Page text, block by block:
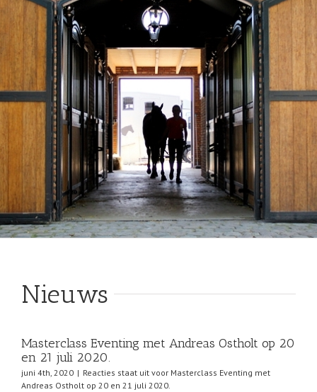
Nieuws
Masterclass Eventing met Andreas Ostholt op 20
en 21 juli 2020.
juni 4th, 2020 | Reacties staat uit voor Masterclass Eventing met
Andreas Ostholt op 20 en 21 juli 2020.